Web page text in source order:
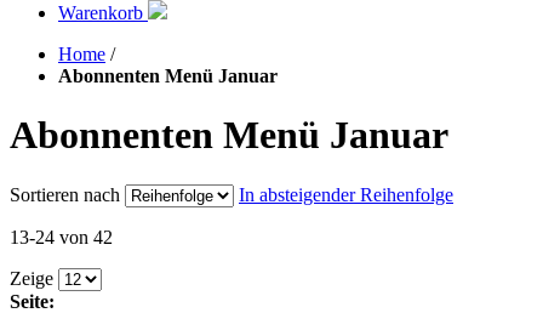
Warenkorb
Home /
Abonnenten Menü Januar
Abonnenten Menü Januar
Sortieren nach In absteigender Reihenfolge
13-24 von 42
Zeige
Seite: